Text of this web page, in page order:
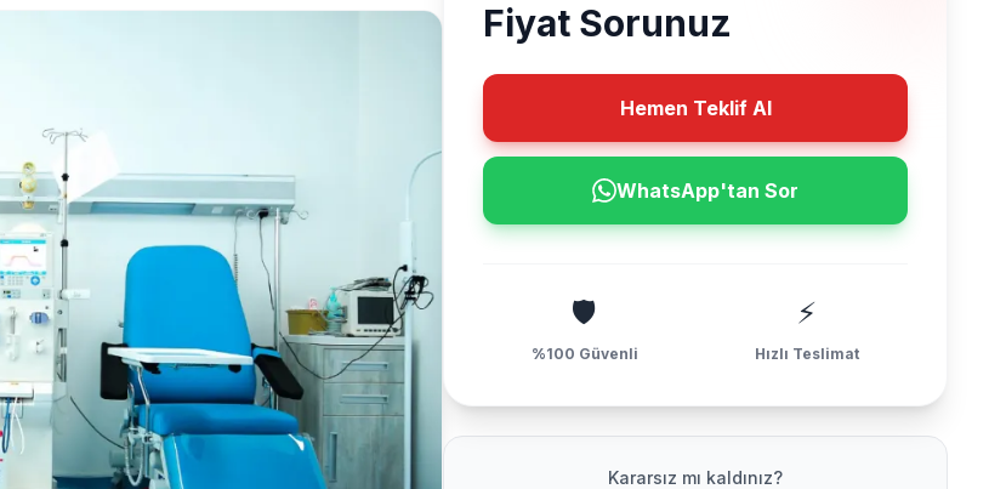
Fiyat Sorunuz
Hemen Teklif Al
WhatsApp'tan Sor
🛡️
%100 Güvenli
⚡
Hızlı Teslimat
Kararsız mı kaldınız?